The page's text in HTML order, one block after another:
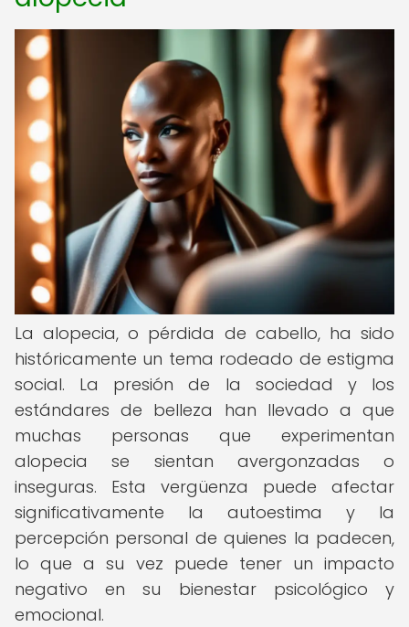
La alopecia, o pérdida de cabello, ha sido
históricamente un tema rodeado de estigma
social. La presión de la sociedad y los
estándares de belleza han llevado a que
muchas personas que experimentan
alopecia se sientan avergonzadas o
inseguras. Esta vergüenza puede afectar
significativamente la autoestima y la
percepción personal de quienes la padecen,
lo que a su vez puede tener un impacto
negativo en su bienestar psicológico y
emocional.